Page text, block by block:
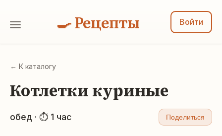
🍳 Рецепты Войти
← К каталогу
Котлетки куриные
обед · ⏱ 1 час Поделиться